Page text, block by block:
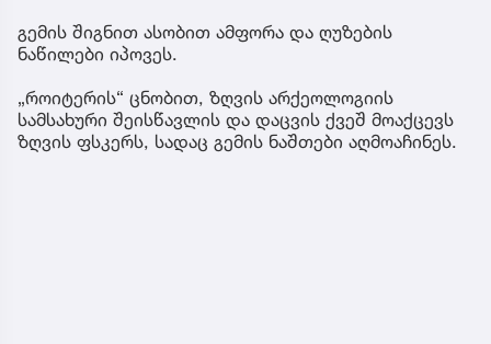
გემის შიგნით ასობით ამფორა და ღუზების
ნაწილები იპოვეს.
„როიტერის“ ცნობით, ზღვის არქეოლოგიის
სამსახური შეისწავლის და დაცვის ქვეშ მოაქცევს
ზღვის ფსკერს, სადაც გემის ნაშთები აღმოაჩინეს.